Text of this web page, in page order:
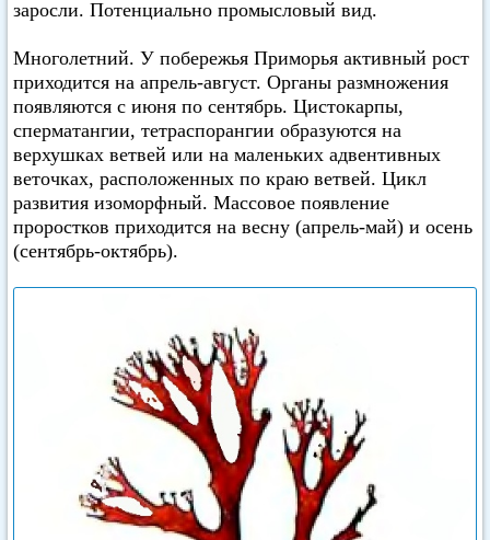
заросли. Потенциально промысловый вид.
Многолетний. У побережья Приморья активный рост
приходится на апрель-август. Органы размножения
появляются с июня по сентябрь. Цистокарпы,
сперматангии, тетраспорангии образуются на
верхушках ветвей или на маленьких адвентивных
веточках, расположенных по краю ветвей. Цикл
развития изоморфный. Массовое появление
проростков приходится на весну (апрель-май) и осень
(сентябрь-октябрь).